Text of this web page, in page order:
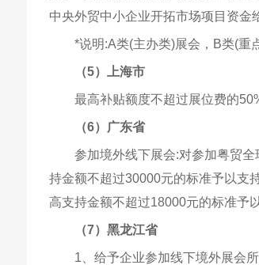
中央外贸中小企业开拓市场项目资
*说明:A类(主办类)展会，B类(重
（5）上海市
最高补贴额度不超过展位费的
（6）广东省
参加境外线下展会:对参加粤贸
持金额不超过30000元的标准予以支
高支持金额不超过18000元的标准予
（7）黑龙江省
1、给予企业参加线下境外展会